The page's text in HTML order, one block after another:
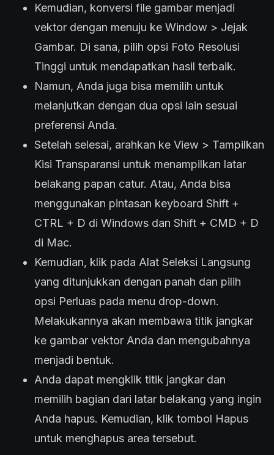
Kemudian, konversi file gambar menjadi
vektor dengan menuju ke Window > Jejak
Gambar. Di sana, pilih opsi Foto Resolusi
Tinggi untuk mendapatkan hasil terbaik.
Namun, Anda juga bisa memilih untuk
melanjutkan dengan dua opsi lain sesuai
preferensi Anda.
Setelah selesai, arahkan ke View > Tampilkan
Kisi Transparansi untuk menampilkan latar
belakang papan catur. Atau, Anda bisa
menggunakan pintasan keyboard Shift +
CTRL + D di Windows dan Shift + CMD + D
di Mac.
Kemudian, klik pada Alat Seleksi Langsung
yang ditunjukkan dengan panah dan pilih
opsi Perluas pada menu drop-down.
Melakukannya akan membawa titik jangkar
ke gambar vektor Anda dan mengubahnya
menjadi bentuk.
Anda dapat mengklik titik jangkar dan
memilih bagian dari latar belakang yang ingin
Anda hapus. Kemudian, klik tombol Hapus
untuk menghapus area tersebut.